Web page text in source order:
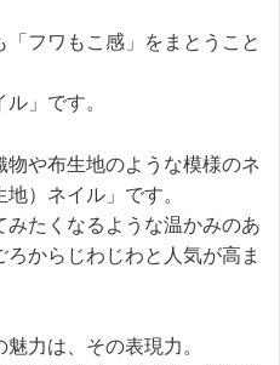
フワもこ感」をまとうこと
」です。
物や布生地のような模様のネ
）ネイル」です。
たくなるような温かみのあ
からじわじわと人気が高ま
力は、その表現力。